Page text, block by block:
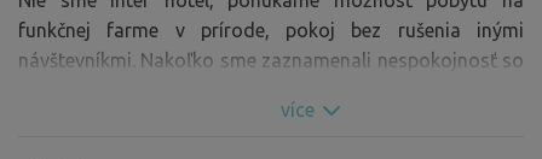
funkčnej farme v prírode, pokoj bez rušenia inými
návštevníkmi. Nakoľko sme zaznamenali nespokojnosť so
našich ctených návštevníkov, zrušili sme možnosti nad
více